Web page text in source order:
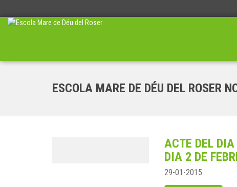
ESCOLA MARE DE DÉU DEL ROSER
ACTE DEL
DIA 2 DE
29-01-2015